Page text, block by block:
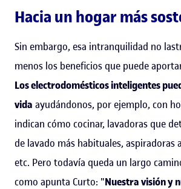
Hacia un hogar más
Sin embargo, esa intranquilidad no
menos los beneficios que puede
Los electrodomésticos inteligentes
vida ayudándonos, por ejemplo, con
indican cómo cocinar, lavadoras que
de lavado más habituales, aspiradoras
etc. Pero todavía queda un largo
como apunta Curto: "Nuestra visión y